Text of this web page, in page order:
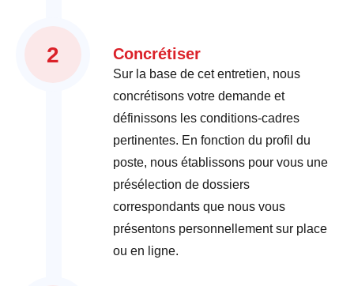
2 Concrétiser
Sur la base de cet entretien, nous
concrétisons votre demande et
définissons les conditions-cadres
pertinentes. En fonction du profil du
poste, nous établissons pour vous une
présélection de dossiers
correspondants que nous vous
présentons personnellement sur place
ou en ligne.